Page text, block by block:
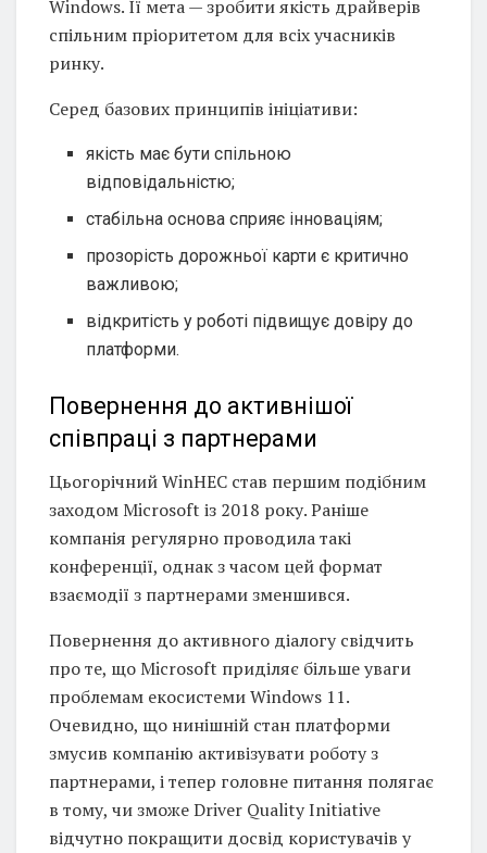
Windows. Її мета — зробити якість драйверів
спільним пріоритетом для всіх учасників
ринку.
Серед базових принципів ініціативи:
якість має бути спільною
відповідальністю;
стабільна основа сприяє інноваціям;
прозорість дорожньої карти є критично
важливою;
відкритість у роботі підвищує довіру до
платформи.
Повернення до активнішої
співпраці з партнерами
Цьогорічний WinHEC став першим подібним
заходом Microsoft із 2018 року. Раніше
компанія регулярно проводила такі
конференції, однак з часом цей формат
взаємодії з партнерами зменшився.
Повернення до активного діалогу свідчить
про те, що Microsoft приділяє більше уваги
проблемам екосистеми Windows 11.
Очевидно, що нинішній стан платформи
змусив компанію активізувати роботу з
партнерами, і тепер головне питання полягає
в тому, чи зможе Driver Quality Initiative
відчутно покращити досвід користувачів у